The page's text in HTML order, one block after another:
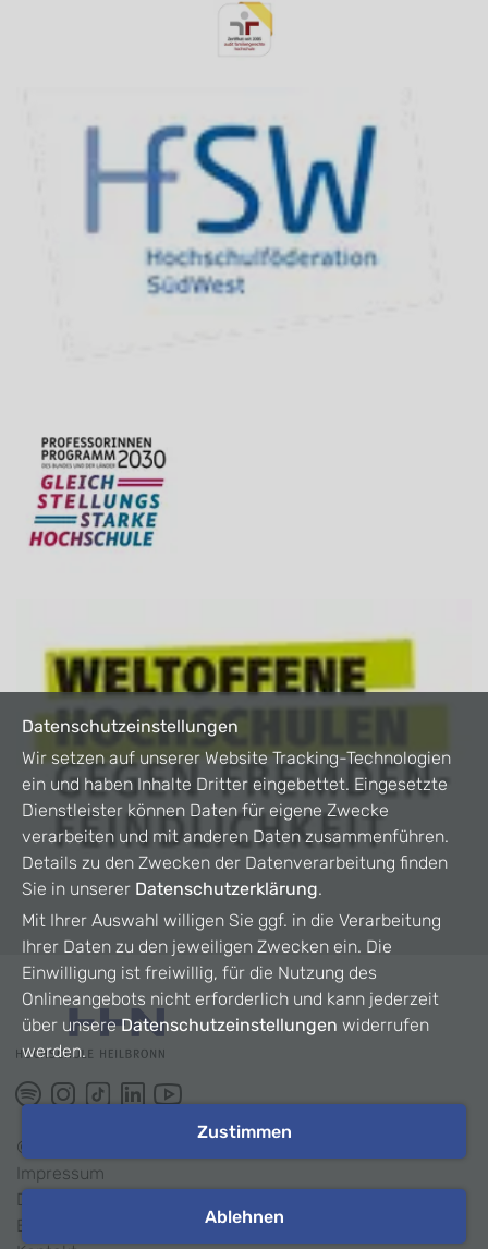
©
Impressum
Datenschutz
Barrierefreiheit
Datenschutzeinstellungen
Wir setzen auf unserer Website Tracking-Technologien
ein und haben Inhalte Dritter eingebettet. Eingesetzte
Dienstleister können Daten für eigene Zwecke
verarbeiten und mit anderen Daten zusammenführen.
Details zu den Zwecken der Datenverarbeitung finden
Sie in unserer Datenschutzerklärung.
Mit Ihrer Auswahl willigen Sie ggf. in die Verarbeitung
Ihrer Daten zu den jeweiligen Zwecken ein. Die
Einwilligung ist freiwillig, für die Nutzung des
Onlineangebots nicht erforderlich und kann jederzeit
über unsereDatenschutzeinstellungen widerrufen
werden.
Zustimmen
Ablehnen